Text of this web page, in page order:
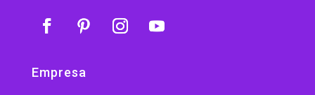
Empresa